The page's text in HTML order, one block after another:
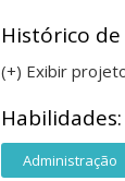
Histórico
(+) Exibir
Habilidades:
Administração